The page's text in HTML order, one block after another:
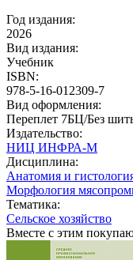
Год издания:
2026
Вид издания:
Учебник
ISBN:
978-5-16-012309-7
Вид оформления:
Переплет 7БЦ/Без
Издательство:
НИЦ ИНФРА-М
Дисциплина:
Анатомия и
Морфология
Тематика:
Сельское хозяйство
Вместе с этим